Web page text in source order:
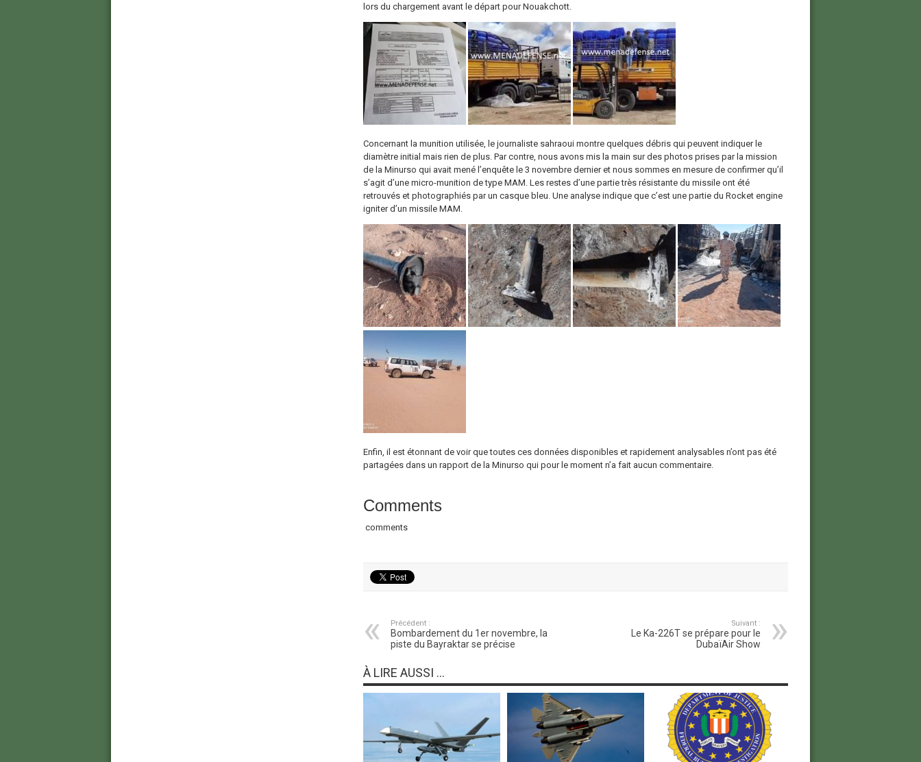
lors du chargement avant le départ pour Nouakchott.
Concernant la munition utilisée, le journaliste sahraoui montre quelques débris qui peuvent indiquer le
diamètre initial mais rien de plus. Par contre, nous avons mis la main sur des photos prises par la mission
de la Minurso qui avait mené l’enquête le 3 novembre dernier et nous sommes en mesure de confirmer qu’il
s’agit d’une micro-munition de type MAM. Les restes d’une partie très résistante du missile ont été
retrouvés et photographiés par un casque bleu. Une analyse indique que c’est une partie du Rocket engine
igniter d’un missile MAM.
Enfin, il est étonnant de voir que toutes ces données disponibles et rapidement analysables n’ont pas été
partagées dans un rapport de la Minurso qui pour le moment n’a fait aucun commentaire.
Comments
comments
Précédent :
Bombardement du 1er novembre, la
piste du Bayraktar se précise
Suivant :
Le Ka-226T se prépare pour le
DubaïAir Show
À LIRE AUSSI ...